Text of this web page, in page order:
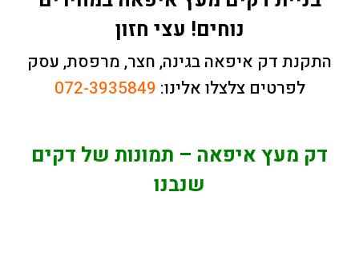
נוחים! עצי חזון
התקנת דק איפאה בגינה, חצר, מרפסת, עסק
לפרטים צלצלו אלינו: 072-3935849
דק מעץ איפאה – תמונות של דקים
שנבנו